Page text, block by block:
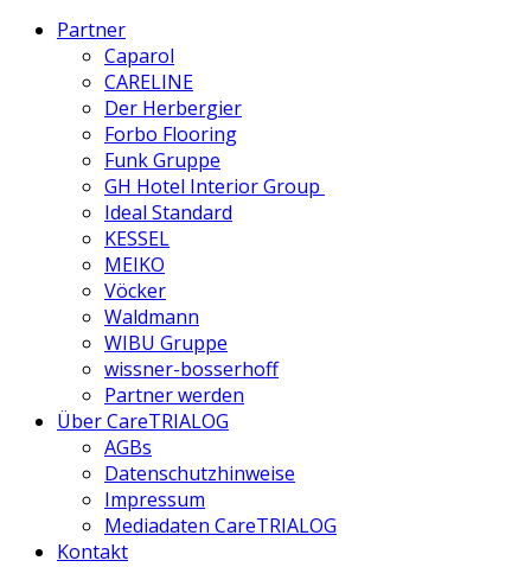
Partner
Caparol
CARELINE
Der Herbergier
Forbo Flooring
Funk Gruppe
GH Hotel Interior Group
Ideal Standard
KESSEL
MEIKO
Vöcker
Waldmann
WIBU Gruppe
wissner-bosserhoff
Partner werden
Über CareTRIALOG
AGBs
Datenschutzhinweise
Impressum
Mediadaten CareTRIALOG
Kontakt